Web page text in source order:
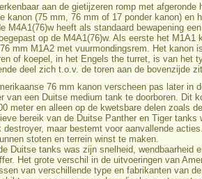
aan de gietijzeren romp met
kanon (75 mm, 76 mm of 17 ponder kanon) en
M4A1(76)w heeft als standaard bewapening
op de M4A1(76)w. Als eerste het
mm M1A2 met vuurmondingsrem. Het kanon
of koepel, in het Engels the turret, is van het
deel zich t.o.v. de toren aan de bovenzijde
76 mm kanon verscheen pas later in
van een Duitse medium tank te doorboren. Dit
meter en alleen op de kwetsbare delen zoals
bereik van de Duitse Panther en Tiger
destroyer, maar bestemt voor aanvallende
stoten en terrein winst te maken.
Duitse tanks was zijn snelheid, wendbaarheid
Het grote verschil in de uitvoeringen van
van verschillende type en fabrikanten van